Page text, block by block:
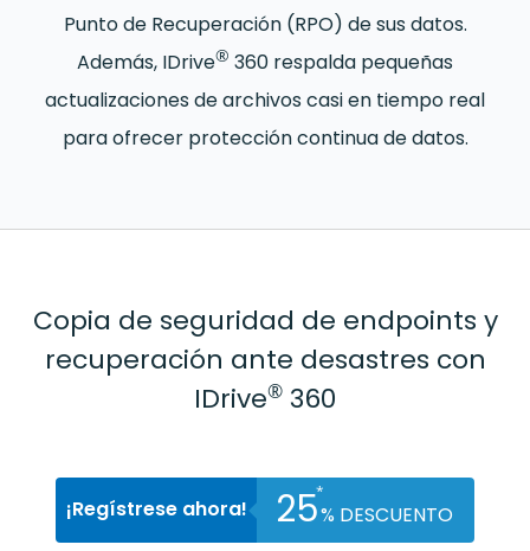
Punto de Recuperación (RPO) de sus datos.
Además, IDrive® 360 respalda pequeñas
actualizaciones de archivos casi en tiempo real
para ofrecer protección continua de datos.
Copia de seguridad de endpoints y
recuperación ante desastres con
IDrive® 360
¡Regístrese ahora! 25*
% DESCUENTO